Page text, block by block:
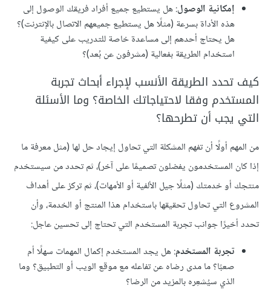
إمكانية الوصول: هل يستطيع جميع أفراد فريقك الوصول إلى
هذه الأداة بسرعة (مثلًا هل يستطيع جميعهم الاتصال بالإنترنت)؟
هل يحتاج أحدهم إلى مساعدة خاصة للتدريب على كيفية
استخدام الطريقة بفعالية (مشرفون عن بُعد)؟
كيف تحدد الطريقة الأنسب لإجراء أبحاث تجربة
المستخدم وفقا لاحتياجاتك الخاصة؟ وما الأسئلة
التي يجب أن تطرحها؟
من المهم أولًا أن تفهم المشكلة التي تحاول إيجاد حل لها (مثل معرفة ما
إذا كان المستخدمون يفضلون تصميمًا على آخر)، ثم تحدد من سيستخدم
منتجك أو خدمتك (مثلًا جيل الألفية أو الأمهات)، ثم تركز على أهداف
المشروع التي تحاول تحقيقها باستخدام هذا المنتج أو الخدمة، وأن
تحدد أخيرًا جوانب تجربة المستخدم التي تحتاج إلى تحسين عاجل:
تجربة المستخدم: هل يجد المستخدم إكمال المهمات سهلًا أم
صعبًا؟ ما مدى رضاه عن تفاعله مع موقع الويب أو التطبيق؟ وما
الذي سيُشعِره بالمزيد من الرضا؟